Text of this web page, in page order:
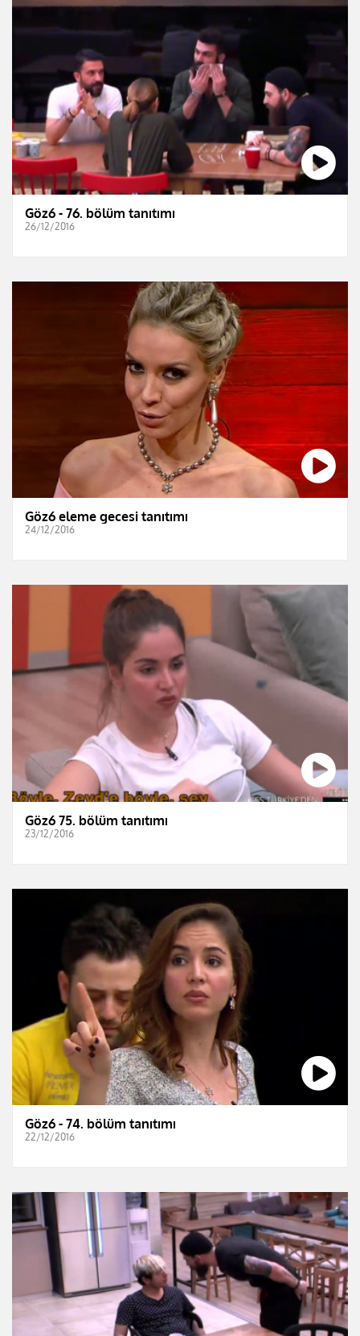
Göz6 - 76. bölüm tanıtımı
26/12/2016
Göz6 eleme gecesi tanıtımı
24/12/2016
Göz6 75. bölüm tanıtımı
23/12/2016
Göz6 - 74. bölüm tanıtımı
22/12/2016